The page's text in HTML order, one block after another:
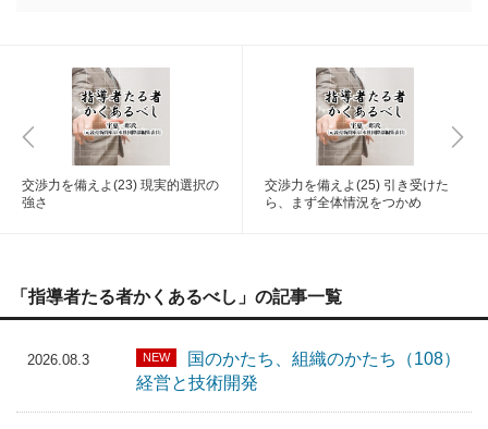
交渉力を備えよ(23) 現実的選択の
強さ
交渉力を備えよ(25) 引き受けた
ら、まず全体情況をつかめ
「指導者たる者かくあるべし」の記事一覧
2026.08.3 NEW
国のかたち、組織のかたち（108）
経営と技術開発